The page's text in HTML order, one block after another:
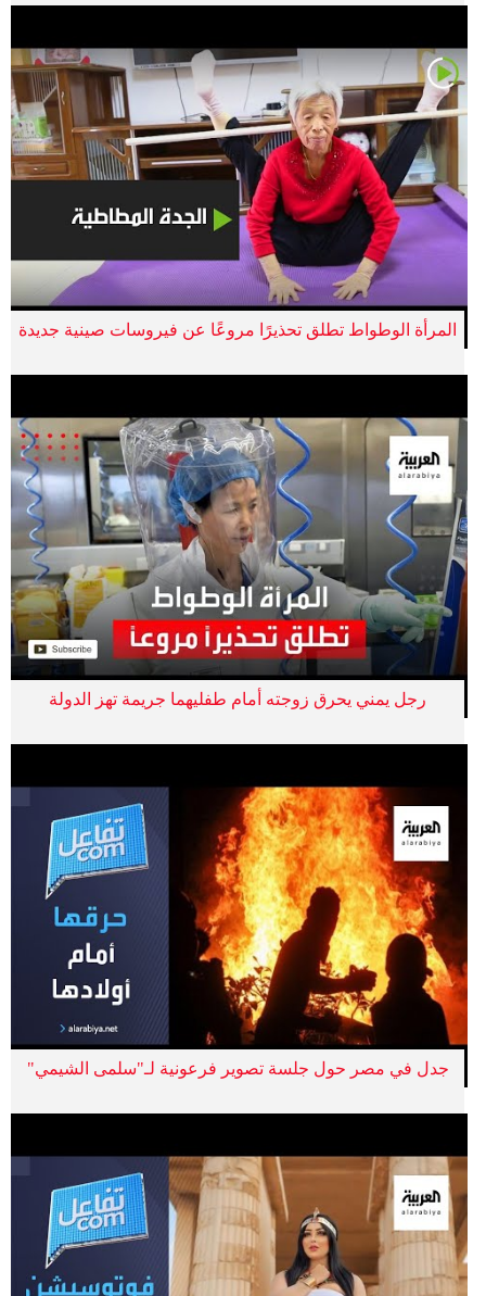
المرأة الوطواط تطلق تحذيرًا مروعًا عن فيروسات صينية جديدة
رجل يمني يحرق زوجته أمام طفليهما جريمة تهز الدولة
جدل في مصر حول جلسة تصوير فرعونية لـ"سلمى الشيمي"